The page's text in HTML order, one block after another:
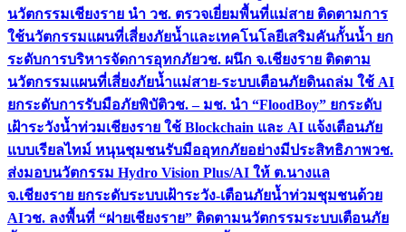
นวัตกรรมเชียงราย นำ วช. ตรวจเยี่ยมพื้นที่แม่สาย ติดตามการ
ใช้นวัตกรรมแผนที่เสี่ยงภัยน้ำและเทคโนโลยีเสริมคันกั้นน้ำ ยก
ระดับการบริหารจัดการอุทกภัยวช. ผนึก จ.เชียงราย ติดตาม
นวัตกรรมแผนที่เสี่ยงภัยน้ำแม่สาย-ระบบเตือนภัยดินถล่ม ใช้ AI
ยกระดับการรับมือภัยพิบัติวช. – มช. นำ “FloodBoy” ยกระดับ
เฝ้าระวังน้ำท่วมเชียงราย ใช้ Blockchain และ AI แจ้งเตือนภัย
แบบเรียลไทม์ หนุนชุมชนรับมืออุทกภัยอย่างมีประสิทธิภาพวช.
ส่งมอบนวัตกรรม Hydro Vision Plus/AI ให้ ต.นางแล
จ.เชียงราย ยกระดับระบบเฝ้าระวัง-เตือนภัยน้ำท่วมชุมชนด้วย
AIวช. ลงพื้นที่ “ฝายเชียงราย” ติดตามนวัตกรรมระบบเตือนภัย